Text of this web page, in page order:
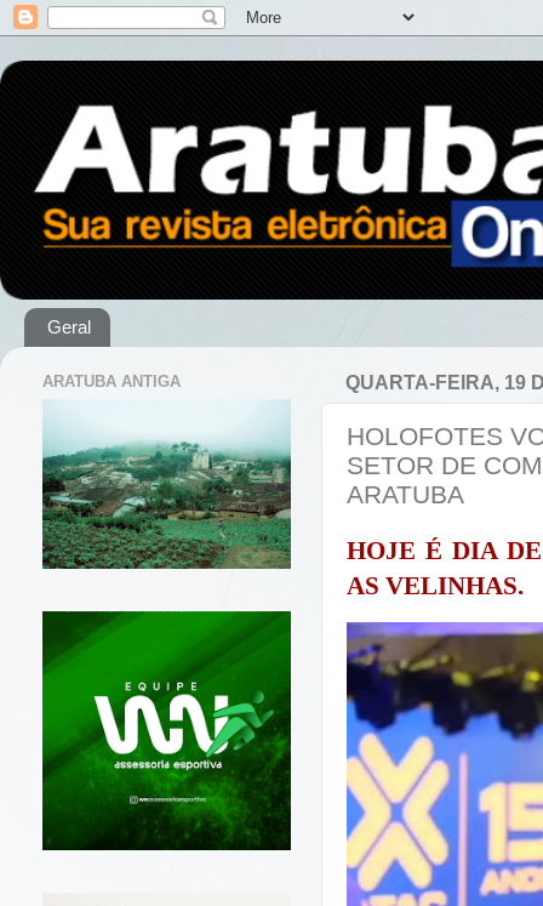
Geral
QUARTA-FEIRA, 19
HOLOFOTES
SETOR DE
ARATUBA
HOJE É DIA
AS VELINHAS.
ARATUBA ANTIGA